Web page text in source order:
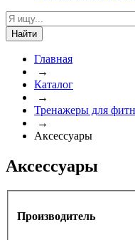
Найти
Главная
→
Каталог
→
Тренажеры для
→
Аксессуары
Аксессуары
Производитель